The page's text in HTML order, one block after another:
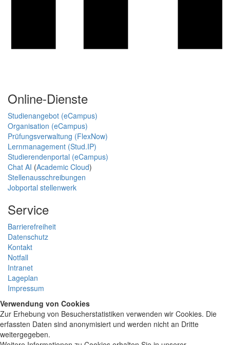
Online-Dienste
Studienangebot (eCampus)
Organisation (eCampus)
Prüfungsverwaltung (FlexNow)
Lernmanagement (Stud.IP)
Studierendenportal (eCampus)
Chat AI (Academic Cloud)
Stellenausschreibungen
Jobportal stellenwerk
Service
Barrierefreiheit
Datenschutz
Kontakt
Notfall
Intranet
Lageplan
Impressum
Verwendung von Cookies
Zur Erhebung von Besucherstatistiken verwenden wir Cookies. Die
erfassten Daten sind anonymisiert und werden nicht an Dritte
weitergegeben.